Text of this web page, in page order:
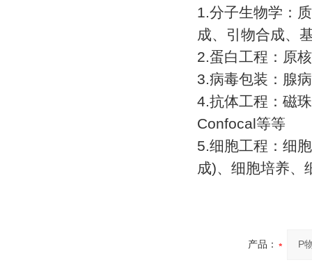
1.分子生物学：
成、引物合成、
2.蛋白工程：原
3.病毒包装：腺
4.抗体工程：磁
Confocal等等
5.细胞工程：细
成)、细胞培养、
产品：